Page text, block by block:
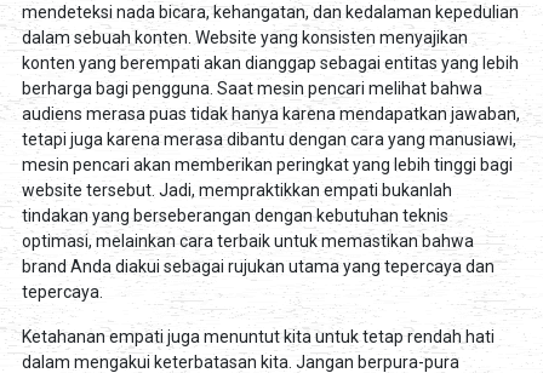
mendeteksi nada bicara, kehangatan, dan kedalaman kepedulian
dalam sebuah konten. Website yang konsisten menyajikan
konten yang berempati akan dianggap sebagai entitas yang lebih
berharga bagi pengguna. Saat mesin pencari melihat bahwa
audiens merasa puas tidak hanya karena mendapatkan jawaban,
tetapi juga karena merasa dibantu dengan cara yang manusiawi,
mesin pencari akan memberikan peringkat yang lebih tinggi bagi
website tersebut. Jadi, mempraktikkan empati bukanlah
tindakan yang berseberangan dengan kebutuhan teknis
optimasi, melainkan cara terbaik untuk memastikan bahwa
brand Anda diakui sebagai rujukan utama yang tepercaya dan
tepercaya.
Ketahanan empati juga menuntut kita untuk tetap rendah hati
dalam mengakui keterbatasan kita. Jangan berpura-pura